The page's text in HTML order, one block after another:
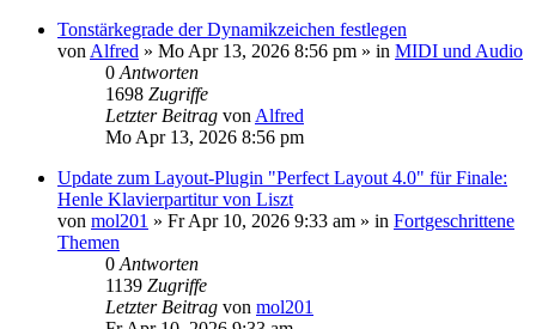
Tonstärkegrade der Dynamikzeichen festlegen
von Alfred » Mo Apr 13, 2026 8:56 pm » in MIDI und Audio
0 Antworten
1698 Zugriffe
Letzter Beitrag von Alfred
Mo Apr 13, 2026 8:56 pm
Update zum Layout-Plugin "Perfect Layout 4.0" für Finale:
Henle Klavierpartitur von Liszt
von mol201 » Fr Apr 10, 2026 9:33 am » in Fortgeschrittene
Themen
0 Antworten
1139 Zugriffe
Letzter Beitrag von mol201